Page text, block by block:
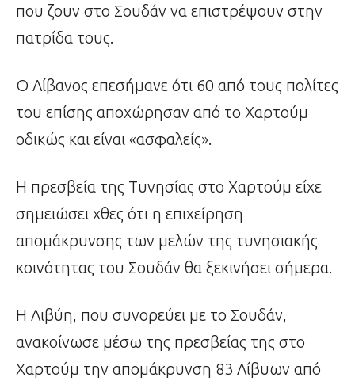
που ζουν στο Σουδάν να επιστρέψουν στην
πατρίδα τους.
Ο Λίβανος επεσήμανε ότι 60 από τους πολίτες
του επίσης αποχώρησαν από το Χαρτούμ
οδικώς και είναι «ασφαλείς».
Η πρεσβεία της Τυνησίας στο Χαρτούμ είχε
σημειώσει χθες ότι η επιχείρηση
απομάκρυνσης των μελών της τυνησιακής
κοινότητας του Σουδάν θα ξεκινήσει σήμερα.
Η Λιβύη, που συνορεύει με το Σουδάν,
ανακοίνωσε μέσω της πρεσβείας της στο
Χαρτούμ την απομάκρυνση 83 Λίβυων από